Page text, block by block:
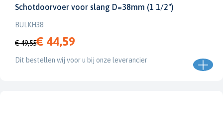
Schotdoorvoer voor slang D=38mm (1 1/2")
BULKH38
€ 49,55€ 44,59
Dit bestellen wij voor u bij onze leverancier